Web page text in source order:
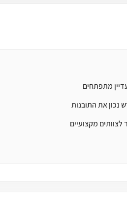
נכון את התובנות
מקצועיים